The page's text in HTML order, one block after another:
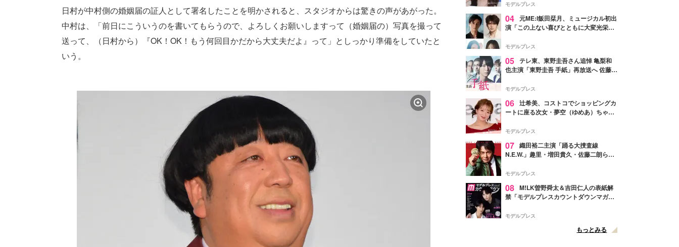
日村が中村側の婚姻届の証人として署名したことを明かされると、スタジオからは驚きの声があがった。
中村は、「前日にこういうのを書いてもらうので、よろしくお願いしますって（婚姻届の）写真を撮って
送って、（日村から）『OK！OK！もう何回目かだから大丈夫だよ』って」としっかり準備をしていたと
いう。
モデルプレス
04 元ME:I飯田栞月、ミュージカル初出
演「この上ない喜びとともに大変光栄」
ャスト発表
モデルプレス
05 テレ東、東野圭吾さん追悼 亀梨和
也主演「東野圭吾 手紙」再放送へ 佐藤隆
モデルプレス
06 辻希美、コストコでショッピングカ
ートに座る次女・夢空（ゆめあ）ちゃん
ぎ」「成長を感じる」の声
モデルプレス
07 織田裕二主演「踊る大捜査線
N.E.W.」趣里・増田貴久・佐藤二朗ら新
徴する“謎のキーワード”も
モデルプレス
08 M!LK曽野舜太＆吉田仁人の表紙解
禁「モデルプレスカウントダウンマガジ
モデルプレス
もっとみる